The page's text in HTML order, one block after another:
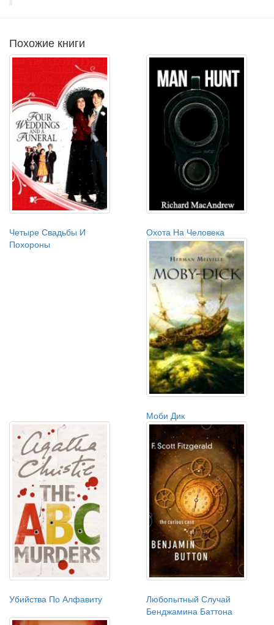
Похожие книги
Четыре Свадьбы И
Похороны
Охота На Человека
Моби Дик
Убийства По Алфавиту
Любопытный Случай
Бенджамина Баттона